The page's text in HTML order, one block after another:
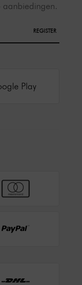
aanbiedingen.
REGISTER
Play